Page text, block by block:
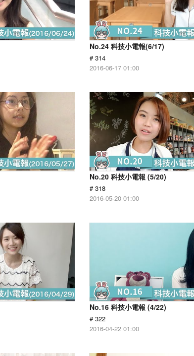
No.24 科技小電報(6/17)
# 314
2016-06-17 01:00
No.20 科技小電報 (5/20)
# 318
2016-05-20 01:00
No.16 科技小電報 (4/22)
# 322
2016-04-22 01:00